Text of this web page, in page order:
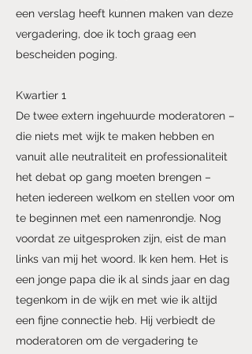
een verslag heeft kunnen maken van deze
vergadering, doe ik toch graag een
bescheiden poging.
Kwartier 1
De twee extern ingehuurde moderatoren –
die niets met wijk te maken hebben en
vanuit alle neutraliteit en professionaliteit
het debat op gang moeten brengen –
heten iedereen welkom en stellen voor om
te beginnen met een namenrondje. Nog
voordat ze uitgesproken zijn, eist de man
links van mij het woord. Ik ken hem. Het is
een jonge papa die ik al sinds jaar en dag
tegenkom in de wijk en met wie ik altijd
een fijne connectie heb. Hij verbiedt de
moderatoren om de vergadering te